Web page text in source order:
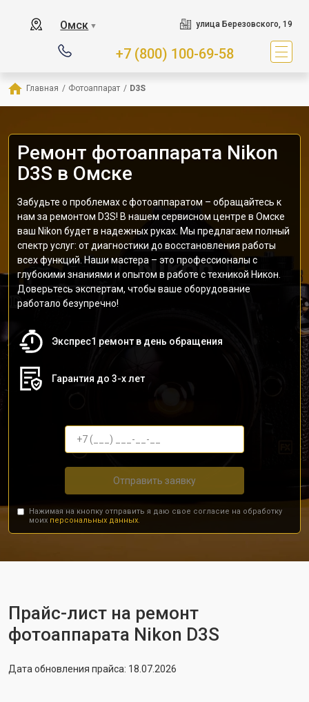
Омск ▼ улица Березовского, 19
+7 (800) 100-69-58
Главная / Фотоаппарат / D3S
Ремонт фотоаппарата Nikon
D3S в Омске
Забудьте о проблемах с фотоаппаратом – обращайтесь к
нам за ремонтом D3S! В нашем сервисном центре в Омске
ваш Nikon будет в надежных руках. Мы предлагаем полный
спектр услуг: от диагностики до восстановления работы
всех функций. Наши мастера – это профессионалы с
глубокими знаниями и опытом в работе с техникой Никон.
Доверьтесь экспертам, чтобы ваше оборудование
работало безупречно!
Экспрес1 ремонт в день обращения
Гарантия до 3-х лет
Отправить заявку
Нажимая на кнопку отправить я даю свое согласие на обработку
моих персональных данных.
Прайс-лист на ремонт
фотоаппарата Nikon D3S
Дата обновления прайса: 18.07.2026